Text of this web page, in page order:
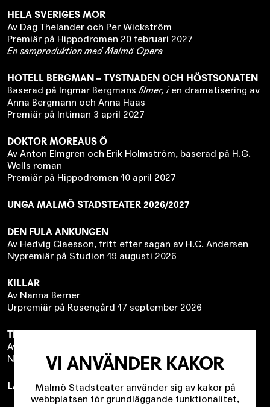
HELA SVERIGES MOR
Av Dag Thelander och Per Wickström
Premiär på Hippodromen 20 februari 2027
En samproduktion med Malmö Opera
HOTELL BERGMAN – TYSTNADEN OCH HÖSTSONATEN
Baserad på Ingmar Bergmans filmer, ien dramatisering av
Anna Bergmann och Anna Haas
Premiär på Intiman 3 april 2027
DOKTOR MOREAUS Ö
Av Anton Elmgren och Erik Holmström, baserad på H.G.
Wells roman
Premiär på Hippodromen 10 april 2027
UNGA MALMÖ STADSTEATER 2026/2027
DEN FULA ANKUNGEN
Av Hedvig Claesson, fritt efter sagan av H.C. Andersen
Nypremiär på Studion 19 augusti 2026
KILLAR
Av Nanna Berner
Urpremiär på Rosengård 17 september 2026
TITTA HAMLET
Av Barbro Lindgren och Anna Höglund
Nypremiär på Rosengård 29 januari 2027
LÄS MER HÄR!
VI ANVÄNDER KAKOR
Malmö Stadsteater använder sig av kakor på
webbplatsen för grundläggande funktionalitet,